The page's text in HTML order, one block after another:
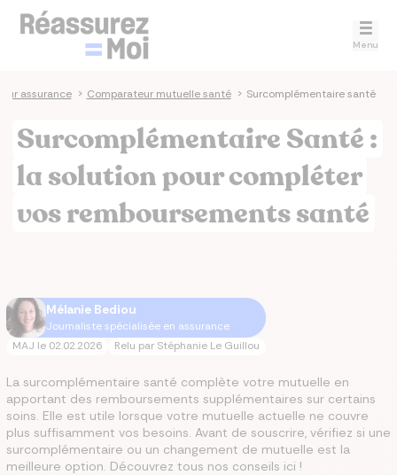
Menu
assurance > Comparateur mutuelle santé > Surcomplémentaire santé
Surcomplémentaire Santé :
la solution pour compléter
vos remboursements santé
Mélanie Bediou
Journaliste spécialisée en assurance
MAJ le 02.02.2026 Relu par Stéphanie Le Guillou
La surcomplémentaire santé complète votre mutuelle en
apportant des remboursements supplémentaires sur certains
soins. Elle est utile lorsque votre mutuelle actuelle ne couvre
plus suffisamment vos besoins. Avant de souscrire, vérifiez si une
surcomplémentaire ou un changement de mutuelle est la
meilleure option. Découvrez tous nos conseils ici !